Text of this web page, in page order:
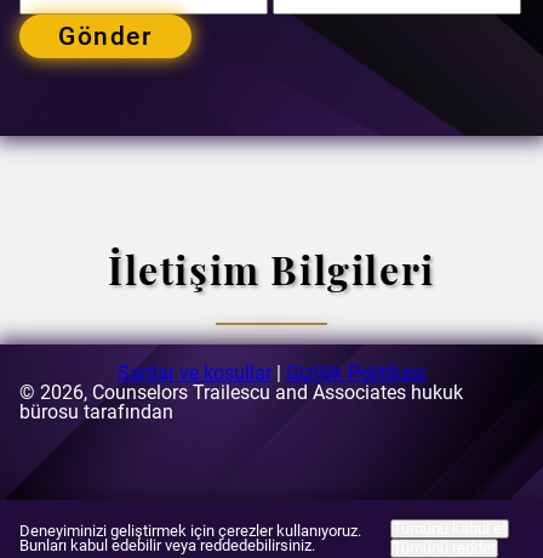
Gönder
İletişim Bilgileri
E-posta: [email protected]
Adres:63-69 Buzesti Caddesi, A3 binası, 5. kat, sektör 1,
Bükreş, Romanya
Deneyiminizi geliştirmek için çerezler kullanıyoruz.
Bunları kabul edebilir veya reddedebilirsiniz.
Şartlar ve koşullar| Gizlilik Politikası
© 2026, Counselors Trailescu and Associates hukuk
bürosu tarafından